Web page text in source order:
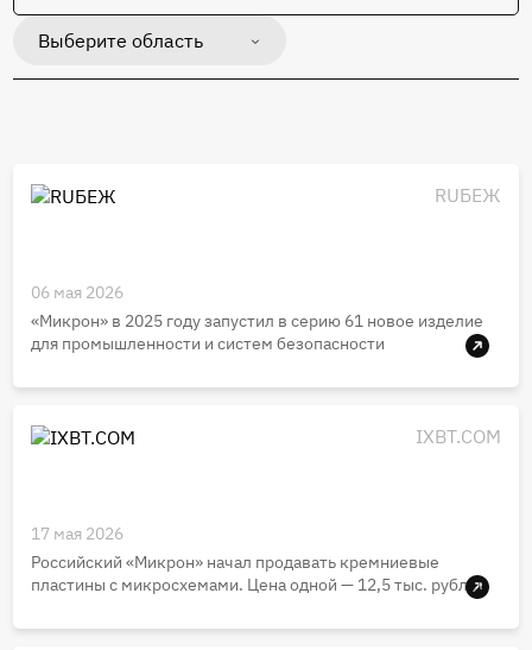
Выберите область
RUБЕЖ
06 мая 2026
«Микрон» в 2025 году запустил в серию 61 новое изделие
для промышленности и систем безопасности
IXBT.COM
17 мая 2026
Российский «Микрон» начал продавать кремниевые
пластины с микросхемами. Цена одной — 12,5 тыс. рублей